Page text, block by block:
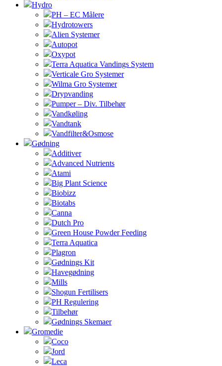
Hydro
PH – EC Målere
Hydrotowers
Alien Systemer
Autopot
Oxypot
Terra Aquatica Vandings System
Verticale Gro Systemer
Wilma Gro Systemer
Drypvanding
Pumper – Div. Tilbehør
Vandkøling
Vandtank
Vandfilter&Osmose
Gødning
Additiver
Advanced Nutrients
Atami
Big Plant Science
Biobizz
Biotabs
Canna
Dutch Pro
Green House Powder Feeding
Terra Aquatica
Plagron
Gødnings Kit
Havegødning
Mills
Shogun Fertilisers
PH Regulering
Tilbehør
Gødnings Skemaer
Gromedie
Coco
Jord
Leca